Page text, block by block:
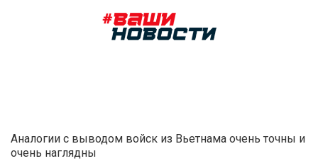
Аналогии с выводом войск из Вьетнама очень точны и
очень наглядны